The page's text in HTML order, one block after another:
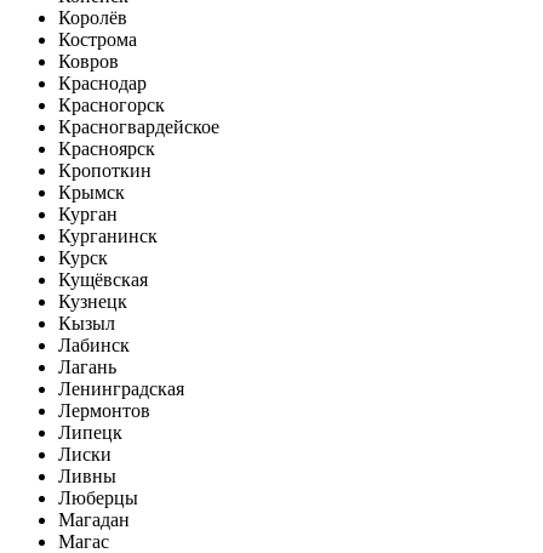
Королёв
Кострома
Ковров
Краснодар
Красногорск
Красногвардейское
Красноярск
Кропоткин
Крымск
Курган
Курганинск
Курск
Кущёвская
Кузнецк
Кызыл
Лабинск
Лагань
Ленинградская
Лермонтов
Липецк
Лиски
Ливны
Люберцы
Магадан
Магас